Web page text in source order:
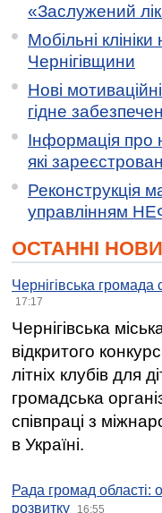
«Заслужений
Мобільні
Чернігівщини
Нові
гідне
Інформація про
які
Реконструкція
управлінням
ОСТАННІ
Чернігівська громада
17:17
Чернігівська
відкритого
літніх клубів для
громадська
співпраці з
в Україні.
Рада громад області:
розвитку
16:55